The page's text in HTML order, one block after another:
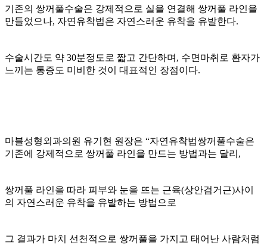
기존의 쌍꺼풀수술은 강제적으로 실을 연결해 쌍꺼풀 라인을
만들었으나, 자연유착법은 자연스러운 유착을 유발한다.
수술시간도 약 30분정도로 짧고 간단하며, 수면마취로 환자가
느끼는 통증도 미비한 것이 대표적인 장점이다.
마블성형외과의원 유기현 원장은 “자연유착법쌍꺼풀수술은
기존에 강제적으로 쌍꺼풀 라인을 만드는 방법과는 달리,
쌍꺼풀 라인을 따라 피부와 눈을 뜨는 근육(상안검거근)사이
의 자연스러운 유착을 유발하는 방법으로
그 결과가 마치 선천적으로 쌍꺼풀을 가지고 태어난 사람처럼